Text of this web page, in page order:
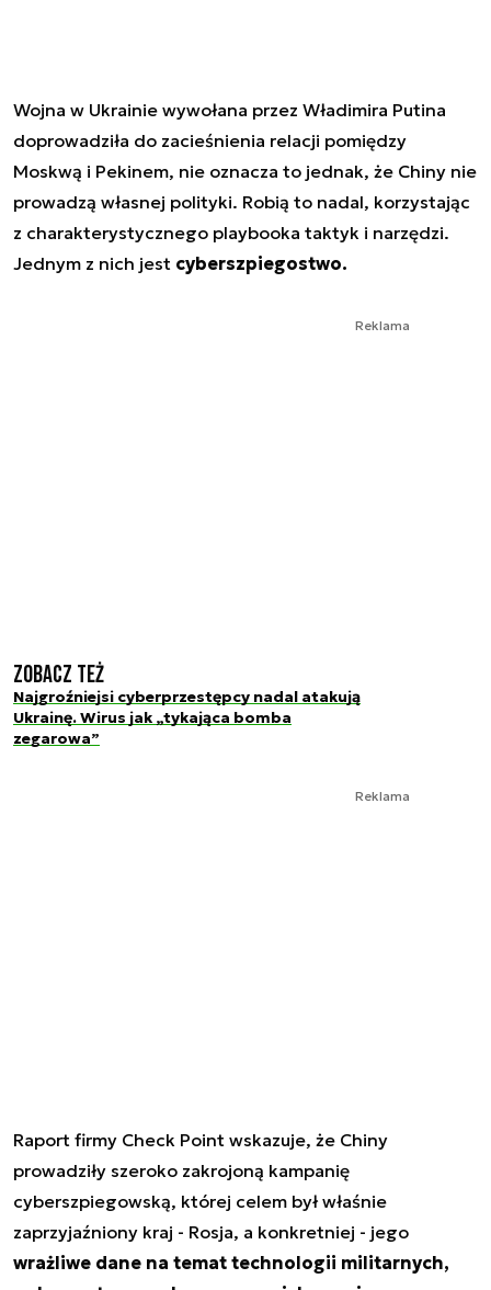
Wojna w Ukrainie wywołana przez Władimira Putina
doprowadziła do zacieśnienia relacji pomiędzy
Moskwą i Pekinem, nie oznacza to jednak, że Chiny nie
prowadzą własnej polityki. Robią to nadal, korzystając
z charakterystycznego playbooka taktyk i narzędzi.
Jednym z nich jest cyberszpiegostwo.
Reklama
Zobacz też
Najgroźniejsi cyberprzestępcy nadal atakują
Ukrainę. Wirus jak „tykająca bomba
zegarowa”
Reklama
Raport firmy Check Point wskazuje, że Chiny
prowadziły szeroko zakrojoną kampanię
cyberszpiegowską, której celem był właśnie
zaprzyjaźniony kraj - Rosja, a konkretniej - jego
wrażliwe dane na temat technologii militarnych,